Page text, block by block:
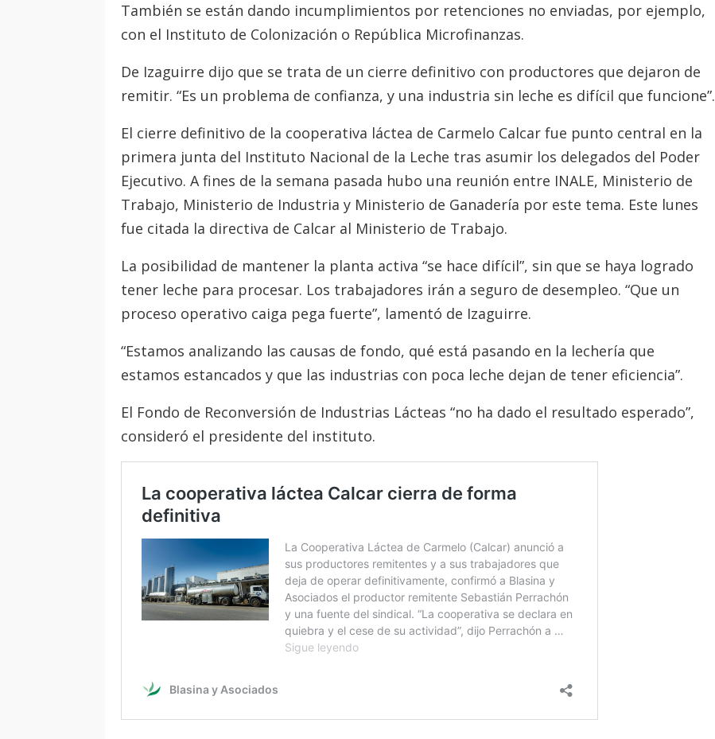
También se están dando incumplimientos por retenciones no enviadas, por ejemplo,
con el Instituto de Colonización o República Microfinanzas.
De Izaguirre dijo que se trata de un cierre definitivo con productores que dejaron de
remitir. “Es un problema de confianza, y una industria sin leche es difícil que funcione”.
El cierre definitivo de la cooperativa láctea de Carmelo Calcar fue punto central en la
primera junta del Instituto Nacional de la Leche tras asumir los delegados del Poder
Ejecutivo. A fines de la semana pasada hubo una reunión entre INALE, Ministerio de
Trabajo, Ministerio de Industria y Ministerio de Ganadería por este tema. Este lunes
fue citada la directiva de Calcar al Ministerio de Trabajo.
La posibilidad de mantener la planta activa “se hace difícil”, sin que se haya logrado
tener leche para procesar. Los trabajadores irán a seguro de desempleo. “Que un
proceso operativo caiga pega fuerte”, lamentó de Izaguirre.
“Estamos analizando las causas de fondo, qué está pasando en la lechería que
estamos estancados y que las industrias con poca leche dejan de tener eficiencia”.
El Fondo de Reconversión de Industrias Lácteas “no ha dado el resultado esperado”,
consideró el presidente del instituto.